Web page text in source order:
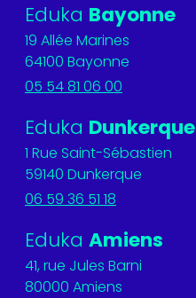
Eduka Bayonne
19 Allée Marines
64100 Bayonne
05 54 81 06 00
Eduka Dunkerque
1 Rue Saint-Sébastien
59140 Dunkerque
06 59 36 51 18
Eduka Amiens
41, rue Jules Barni
80000 Amiens